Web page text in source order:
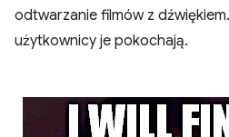
odtwarzanie filmów z
użytkownicy je pokochają.